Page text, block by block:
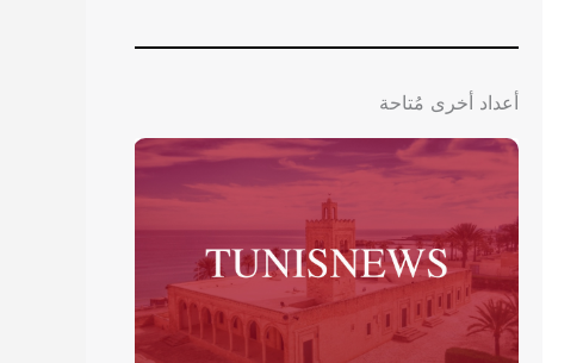
أعداد أخرى مُتاحة